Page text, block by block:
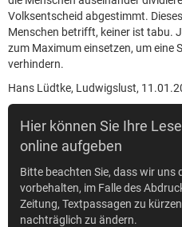
Volksentscheid abgestimmt.
Menschen betrifft, keiner ist tabu.
zum Maximum einsetzen, um eine
verhindern.
Hans Lüdtke, Ludwigslust,
Hier können Sie Ihre
online aufgeben
Bitte beachten Sie, dass wir uns
vorbehalten, im Falle des
Zeitung, Textpassagen zu
nachträglich zu ändern.